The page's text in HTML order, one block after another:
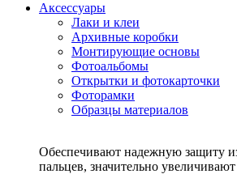
Аксессуары
Лаки и клеи
Архивные коробки
Монтирующие основы
Фотоальбомы
Открытки и фотокарточки
Фоторамки
Образцы материалов
Обеспечивают надежную защиту
пальцев, значительно